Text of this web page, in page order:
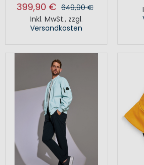
399,90 € 649,90 €
Inkl. MwSt., zzgl.
Versandkosten